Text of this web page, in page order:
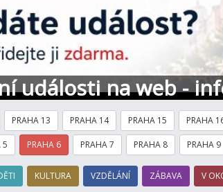
události na web -
PRAHA 13 PRAHA 14 PRAHA 15 PRAHA
5 PRAHA 6 PRAHA 7 PRAHA 8 PRAHA 9
KULTURA VZDĚLÁNÍ ZÁBAVA V